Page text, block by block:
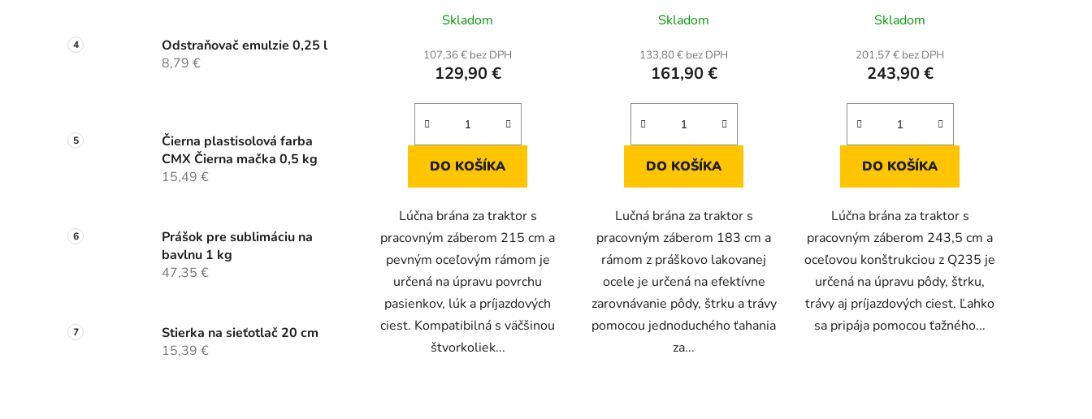
Odstraňovač emulzie 0,25 l
8,79 €
Čierna plastisolová farba
CMX Čierna mačka 0,5 kg
15,49 €
Prášok pre sublimáciu na
bavlnu 1 kg
47,35 €
Stierka na sieťotlač 20 cm
15,39 €
Skladom
107,36 € bez DPH
129,90 €
DO KOŠÍKA
Lúčna brána za traktor s
pracovným záberom 215 cm a
pevným oceľovým rámom je
určená na úpravu povrchu
pasienkov, lúk a príjazdových
ciest. Kompatibilná s väčšinou
štvorkoliek...
Skladom
133,80 € bez DPH
161,90 €
DO KOŠÍKA
Lučná brána za traktor s
pracovným záberom 183 cm a
rámom z práškovo lakovanej
ocele je určená na efektívne
zarovnávanie pôdy, štrku a trávy
pomocou jednoduchého ťahania
za...
cm
Skladom
201,57 € bez DPH
243,90 €
DO KOŠÍKA
Lúčna brána za traktor s
pracovným záberom 243,5 cm a
oceľovou konštrukciou z Q235 je
určená na úpravu pôdy, štrku,
trávy aj príjazdových ciest. Ľahko
sa pripája pomocou ťažného...